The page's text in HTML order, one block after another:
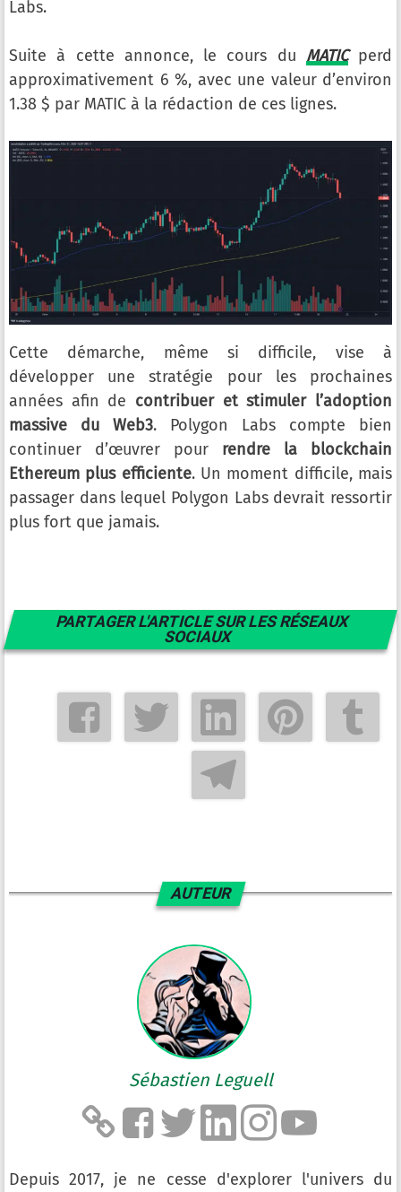
Labs.
Suite à cette annonce, le cours du MATICperd
approximativement 6 %, avec une valeur d’environ
1.38 $ par MATIC à la rédaction de ces lignes.
Cette démarche, même si difficile, vise à
développer une stratégie pour les prochaines
années afin de contribuer et stimuler l’adoption
massive du Web3. Polygon Labs compte bien
continuer d’œuvrer pour rendre la blockchain
Ethereum plus efficiente. Un moment difficile, mais
passager dans lequel Polygon Labs devrait ressortir
plus fort que jamais.
PARTAGER L'ARTICLE SUR LES RÉSEAUX
SOCIAUX
AUTEUR
Sébastien Leguell
Depuis 2017, je ne cesse d'explorer l'univers du